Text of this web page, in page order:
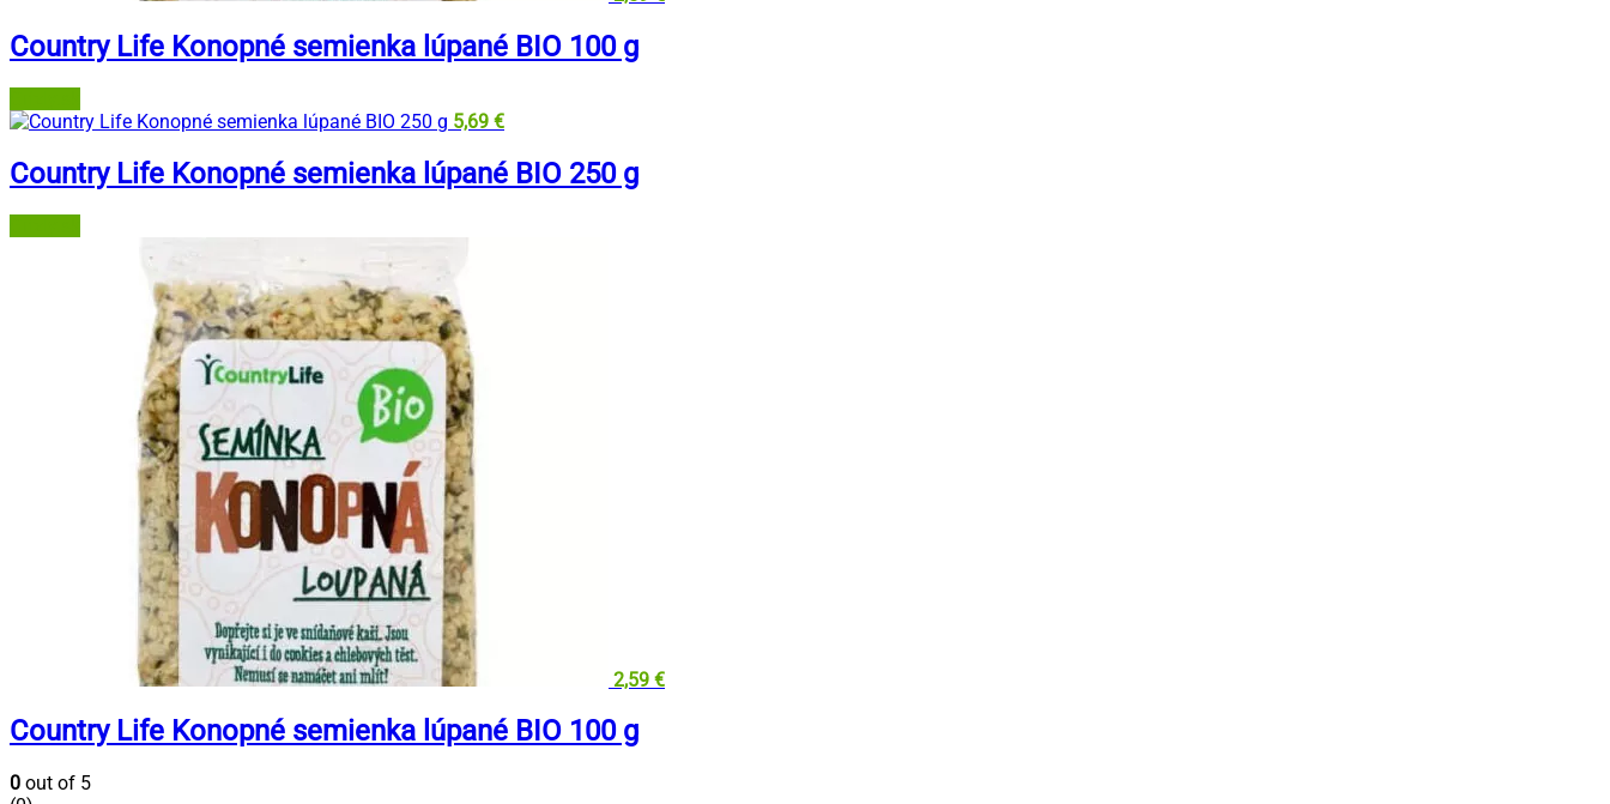
Country Life Konopné semienka lúpané BIO 100 g
5,69 €
Country Life Konopné semienka lúpané BIO 250 g
2,59 €
Country Life Konopné semienka lúpané BIO 100 g
0 out of 5